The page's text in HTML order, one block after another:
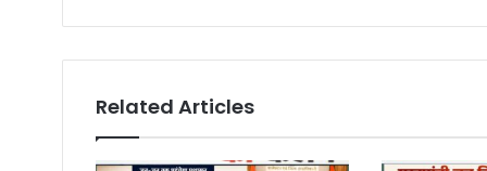
Related Articles